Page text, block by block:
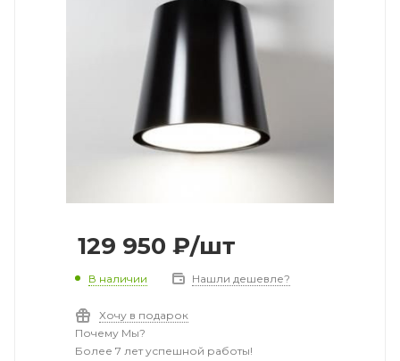
129 950 ₽/шт
В наличии Нашли дешевле?
Хочу в подарок
Почему Мы?
Более 7 лет успешной работы!